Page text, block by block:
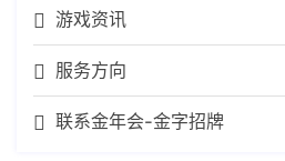
游戏资讯
服务方向
联系金年会-金字招牌